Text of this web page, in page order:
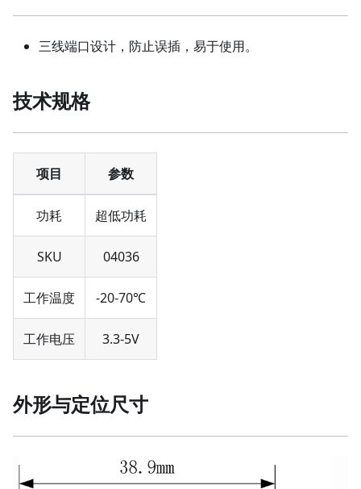
三线端口设计，防止误插，易于使用。
技术规格
项目 参数
功耗 超低功耗
SKU 04036
工作温度 -20-70℃
工作电压 3.3-5V
外形与定位尺寸